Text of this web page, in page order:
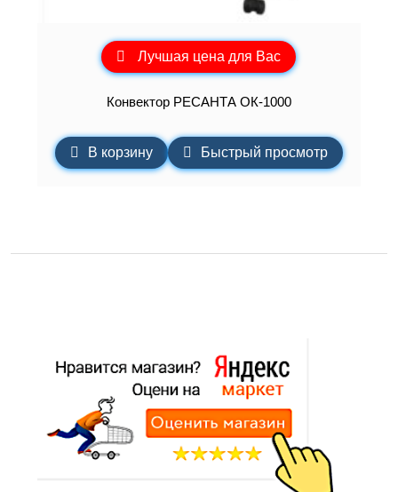
Лучшая цена для Вас
Конвектор РЕСАНТА ОК-1000
В корзину Быстрый просмотр